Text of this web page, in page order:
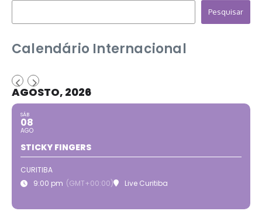
Pesquisar
Calendário Internacional
AGOSTO, 2026
SÁB
08
AGO
STICKY FINGERS
CURITIBA
9:00 pm (GMT+00:00) Live Curitiba